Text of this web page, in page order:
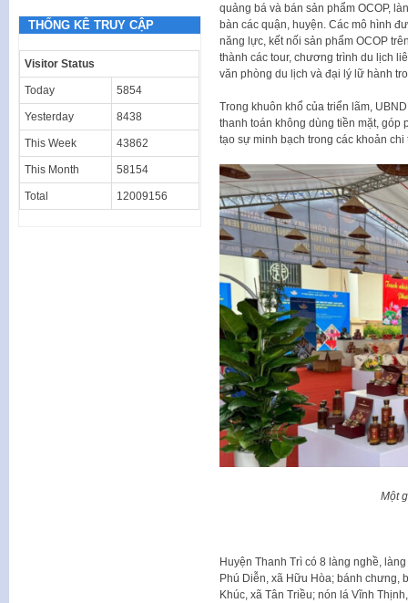
quảng bá và bán sản phẩm OCOP,
bàn các quận, huyện. Các mô hình
năng lực, kết nối sản phẩm OCOP
thành các tour, chương trình du lịch
văn phòng du lịch và đại lý lữ hành
Trong khuôn khổ của triển lãm,
thanh toán không dùng tiền mặt, góp
tạo sự minh bạch trong các khoản chi
Một
Huyện Thanh Trì có 8 làng nghề,
Phú Diễn, xã Hữu Hòa; bánh chưng,
Khúc, xã Tân Triều; nón lá Vĩnh
THỐNG KÊ TRUY CẬP
Visitor Status
Today 5854
Yesterday 8438
This Week 43862
This Month 58154
Total 12009156